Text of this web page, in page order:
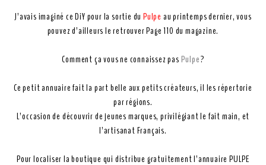
J’avais imaginé ce DiY pour la sortie duPulpe au printemps dernier, vous
pouvez d’ailleurs le retrouver Page 110 du magazine.
Comment ça vous ne connaissez pasPulpe?
Ce petit annuaire fait la part belle aux petits créateurs, il les répertorie
par régions.
L’occasion de découvrir de jeunes marques, privilégiant le fait main, et
l’artisanat Français.
Pour localiser la boutique qui distribue gratuitement l’annuaire PULPE